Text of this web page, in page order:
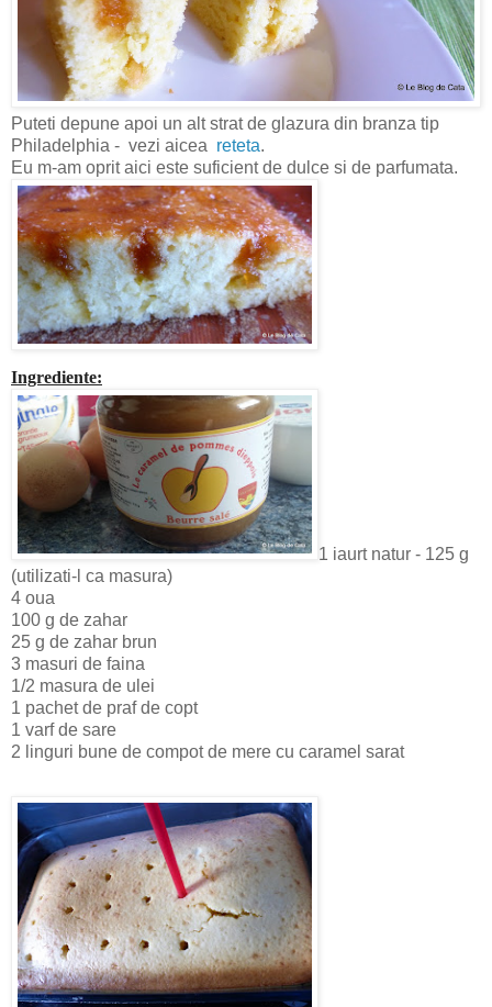
Puteti depune apoi un alt strat de glazura din branza tip
Philadelphia - vezi aicea reteta.
Eu m-am oprit aici este suficient de dulce si de parfumata.
Ingrediente:
1 iaurt natur - 125 g
(utilizati-l ca masura)
4 oua
100 g de zahar
25 g de zahar brun
3 masuri de faina
1/2 masura de ulei
1 pachet de praf de copt
1 varf de sare
2 linguri bune de compot de mere cu caramel sarat